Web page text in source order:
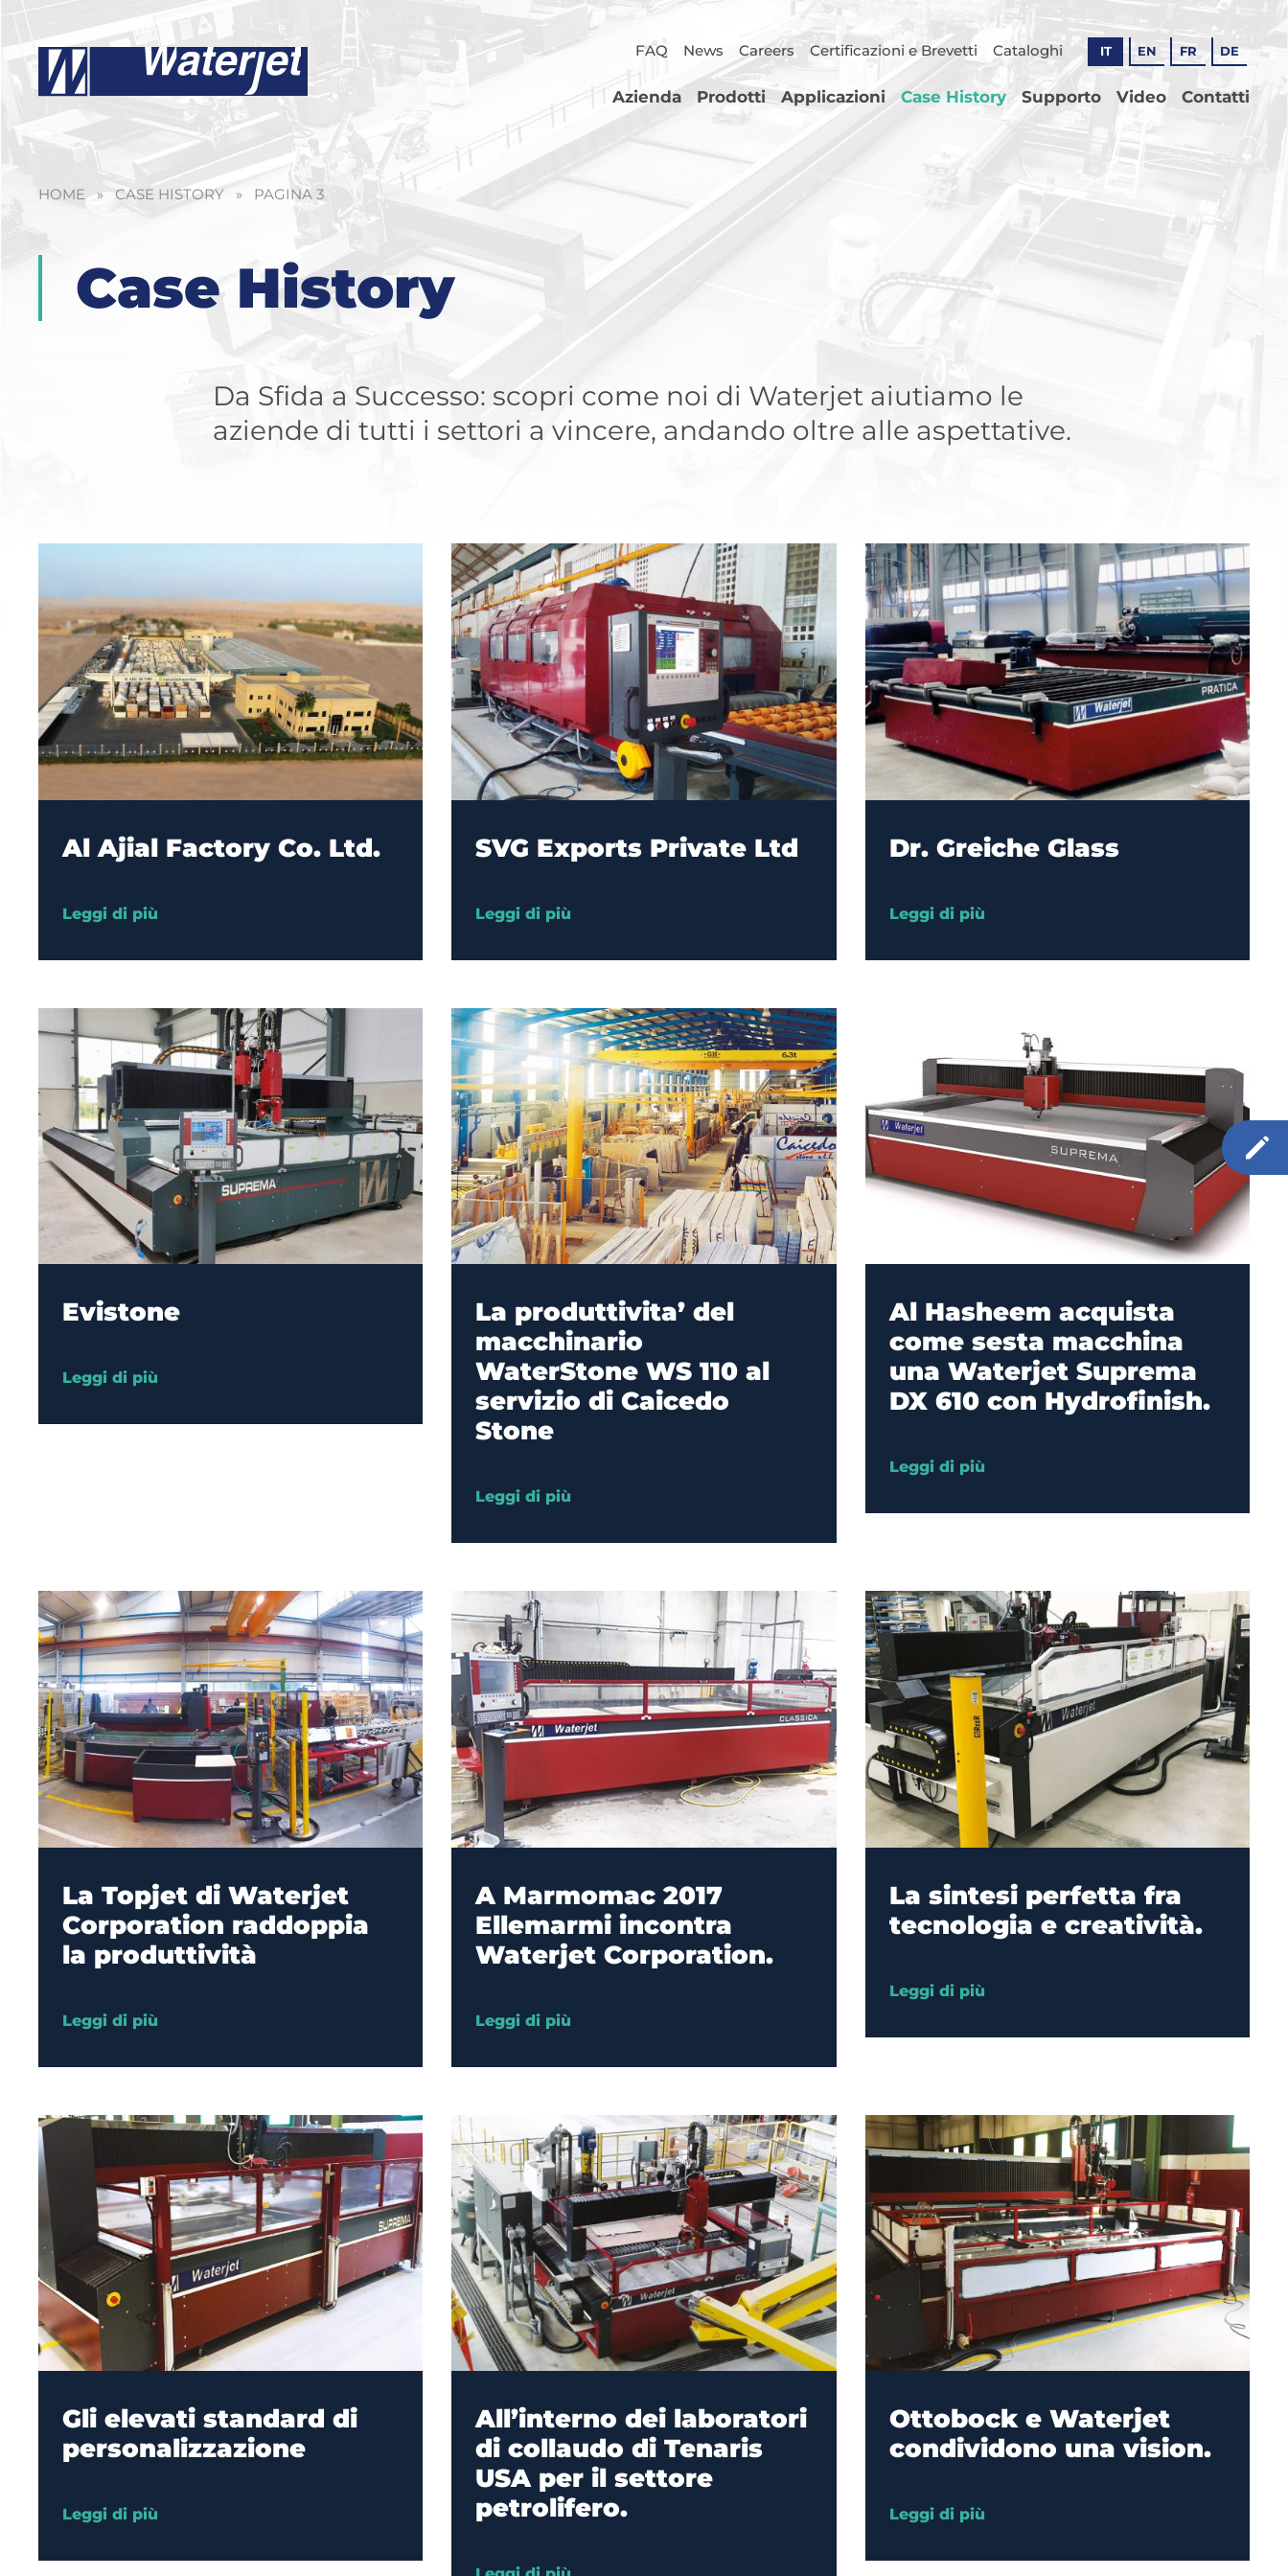
FAQ News Careers Certificazioni e Brevetti Cataloghi IT EN FR DE
Azienda Prodotti Applicazioni Case History Supporto Video Contatti
HOME » CASE HISTORY » PAGINA 3
Case History
Da Sfida a Successo: scopri come noi di Waterjet aiutiamo le
aziende di tutti i settori a vincere, andando oltre alle aspettative.
Al Ajial Factory Co. Ltd.
Leggi di più
SVG Exports Private Ltd
Leggi di più
Dr. Greiche Glass
Leggi di più
Evistone
Leggi di più
La produttivita’ del
macchinario
WaterStone WS 110 al
servizio di Caicedo
Stone
Leggi di più
Al Hasheem acquista
come sesta macchina
una Waterjet Suprema
DX 610 con Hydrofinish.
Leggi di più
La Topjet di Waterjet
Corporation raddoppia
la produttività
Leggi di più
A Marmomac 2017
Ellemarmi incontra
Waterjet Corporation.
Leggi di più
La sintesi perfetta fra
tecnologia e creatività.
Leggi di più
Gli elevati standard di
personalizzazione
Leggi di più
All’interno dei laboratori
di collaudo di Tenaris
USA per il settore
petrolifero.
Ottobock e Waterjet
condividono una vision.
Leggi di più